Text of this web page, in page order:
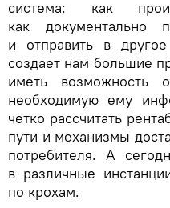
система: как
как документально
и отправить в другое
создает нам большие
иметь возможность
необходимую ему
четко рассчитать
пути и механизмы
потребителя. А
в различные
по крохам.